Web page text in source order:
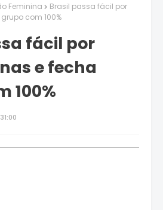
Feminina
Brasil passa fácil por
com 100%
fácil por
e fecha
100%